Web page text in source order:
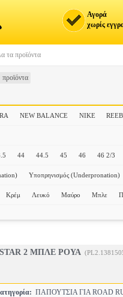
Αγορά
χωρίς
τα προϊόντα
NEW BALANCE NIKE
44 44.5 45 46 46 2/3
Υποπρηνισμός (Underpronation)
Κρέμ Λευκό Μαύρο Μπλε
2 ΜΠΛΕ ΡΟΥΑ
ΠΑΠΟΥΤΣΙΑ ΓΙΑ ROAD